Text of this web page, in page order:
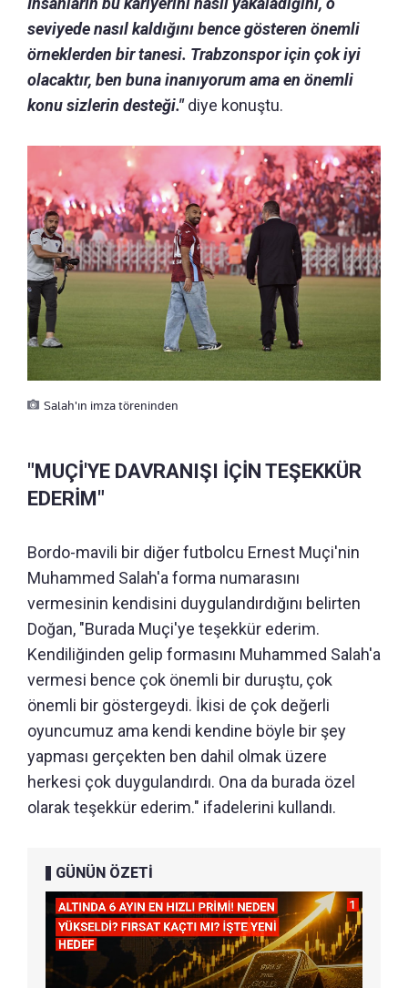
seviyede nasıl kaldığını bence gösteren önemli
örneklerden bir tanesi. Trabzonspor için çok iyi
olacaktır, ben buna inanıyorum ama en önemli
konu sizlerin desteği."diye konuştu.
Salah'ın imza töreninden
"MUÇİ'YE DAVRANIŞI İÇİN TEŞEKKÜR
EDERİM"
Bordo-mavili bir diğer futbolcu Ernest Muçi'nin
Muhammed Salah'a forma numarasını
vermesinin kendisini duygulandırdığını belirten
Doğan, "Burada Muçi'ye teşekkür ederim.
Kendiliğinden gelip formasını Muhammed Salah'a
vermesi bence çok önemli bir duruştu, çok
önemli bir göstergeydi. İkisi de çok değerli
oyuncumuz ama kendi kendine böyle bir şey
yapması gerçekten ben dahil olmak üzere
herkesi çok duygulandırdı. Ona da burada özel
olarak teşekkür ederim." ifadelerini kullandı.
GÜNÜN ÖZETİ